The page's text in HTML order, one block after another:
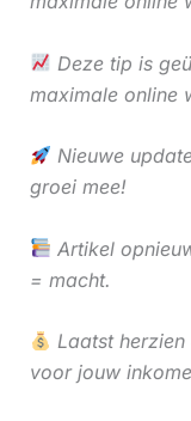
Deze tip is
maximale online
Nieuwe
groei mee!
Artikel
= macht.
Laatst
voor jouw